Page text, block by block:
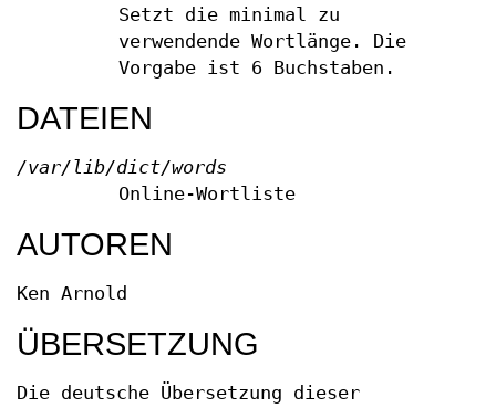
Setzt die minimal zu
verwendende Wortlänge. Die
Vorgabe ist 6 Buchstaben.
DATEIEN
/var/lib/dict/words
Online-Wortliste
AUTOREN
Ken Arnold
ÜBERSETZUNG
Die deutsche Übersetzung dieser